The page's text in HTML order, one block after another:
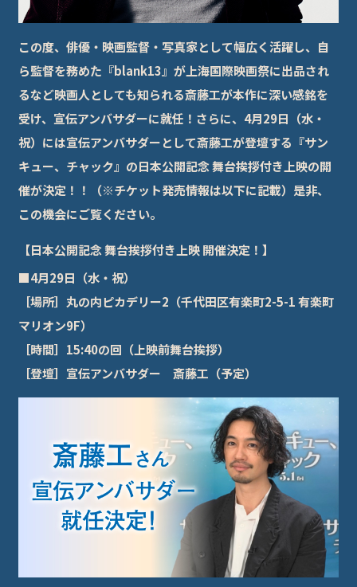
この度、俳優・映画監督・写真家として幅広く活躍し、自
ら監督を務めた『blank13』が上海国際映画祭に出品され
るなど映画人としても知られる斎藤工が本作に深い感銘を
受け、宣伝アンバサダーに就任！さらに、4月29日（水・
祝）には宣伝アンバサダーとして斎藤工が登壇する『サン
キュー、チャック』の日本公開記念 舞台挨拶付き上映の開
催が決定！！（※チケット発売情報は以下に記載）是非、
この機会にご覧ください。
【日本公開記念 舞台挨拶付き上映 開催決定！】
■4月29日（水・祝）
［場所］丸の内ピカデリー2（千代田区有楽町2-5-1 有楽町
マリオン9F）
［時間］15:40の回（上映前舞台挨拶）
［登壇］宣伝アンバサダー 斎藤工（予定）